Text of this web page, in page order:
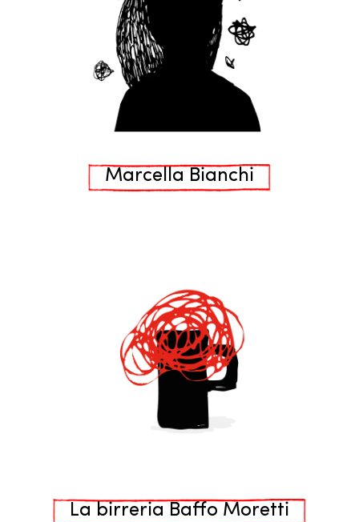
Marcella Bianchi
La birreria Baffo Moretti